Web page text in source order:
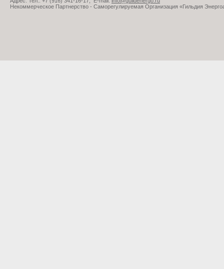
Некоммерческое Партнерство - Саморегулируемая Организация «Гильдия